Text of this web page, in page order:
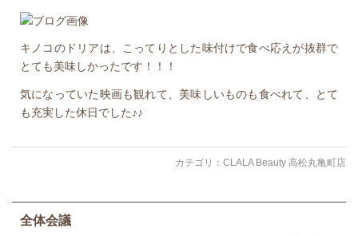
キノコのドリアは、こってりとした味付けで食べ応えが抜群で
とても美味しかったです！！！
気になっていた映画も観れて、美味しいものも食べれて、とて
も充実した休日でした♪♪
カテゴリ： CLALA Beauty 高松丸亀町店
全体会議